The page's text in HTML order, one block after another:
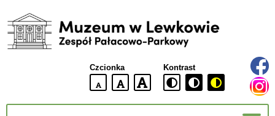
Muzeum
w
Czcionka
domyślna
czcionki
większa
czcionki
największa
czcionka
Kontrast